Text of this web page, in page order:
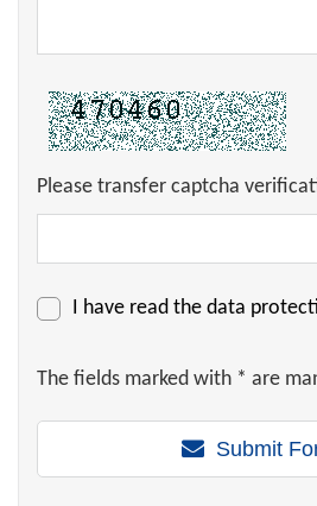
Please transfer captcha
I have read the data
The fields marked with * are
Submit